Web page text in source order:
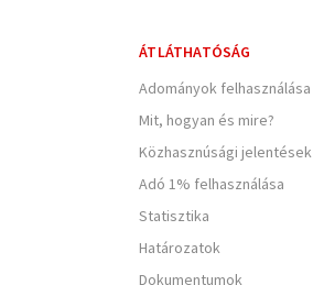
ÁTLÁTHATÓSÁG
Adományok felhasználása
Mit, hogyan és mire?
Közhasznúsági jelentések
Adó 1% felhasználása
Statisztika
Határozatok
Dokumentumok